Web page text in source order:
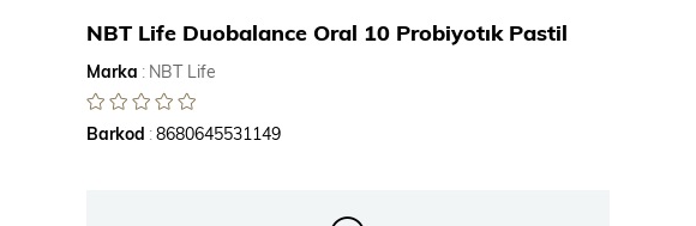
NBT Life Duobalance Oral 10 Probiyotık Pastil
Marka : NBT Life
Barkod :8680645531149